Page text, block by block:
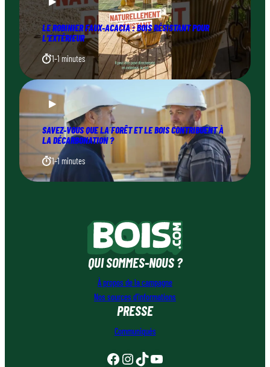
LE ROBINIER FAUX-ACACIA : BOIS RÉSISTANT POUR
L’EXTÉRIEUR
1–1 minutes
SAVEZ-VOUS QUE LA FORÊT ET LE BOIS CONTRIBUENT À
LA DÉCARBONATION ?
1–1 minutes
QUI SOMMES-NOUS ?
À propos de la campagne
Nos sources d’informations
PRESSE
Communiqués
Facebook
Instagram
TikTokYouTube